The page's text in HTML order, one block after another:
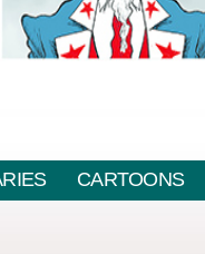
CARTOONS